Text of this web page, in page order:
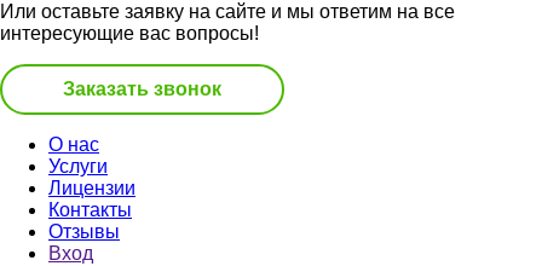
Или оставьте заявку на сайте и мы ответим на все
интересующие вас вопросы!
Заказать звонок
О нас
Услуги
Лицензии
Контакты
Отзывы
Вход